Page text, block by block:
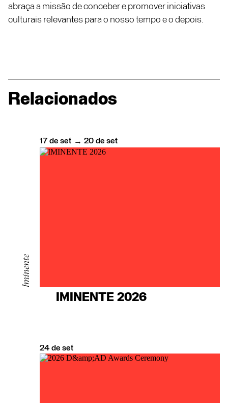
abraça a missão de conceber e promover iniciativas
culturais relevantes para o nosso tempo e o depois.
Relacionados
17 de set → 20 de set
Iminente
IMINENTE 2026
24 de set